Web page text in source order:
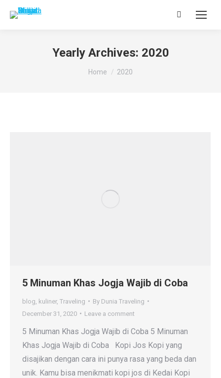
Search:
Yearly Archives: 2020
You are here:
Home 2020
5 Minuman Khas Jogja Wajib di Coba
blog kuliner, Traveling By Dunia Traveling
December 31, 2020
Leave a comment
5 Minuman Khas Jogja Wajib di Coba 5 Minuman
Khas Jogja Wajib di Coba Kopi Jos Kopi yang
disajikan dengan cara ini punya rasa yang beda dan
unik. Kamu bisa menikmati kopi jos di Kedai Kopi